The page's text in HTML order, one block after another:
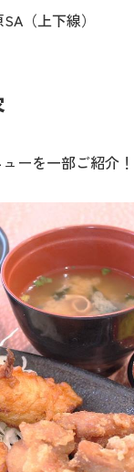
（上下線）
ーを一部ご紹介！